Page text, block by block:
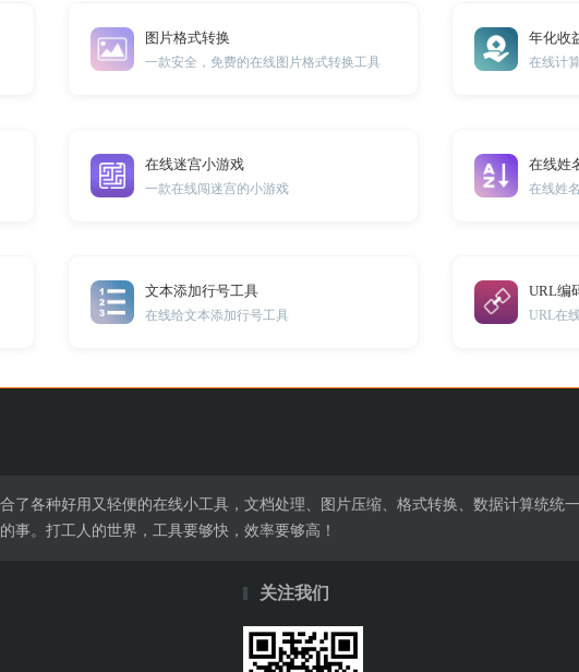
图片格式转换
一款安全，免费的在线图片格式转换工具
年化收
在线计
在线迷宫小游戏
一款在线闯迷宫的小游戏
在线姓
文本添加行号工具
在线给文本添加行号工具
URL编
URL在
了各种好用又轻便的在线小工具，文档处理、图片压缩、格式转换、数据计算统统
事。打工人的世界，工具要够快，效率要够高！
关注我们